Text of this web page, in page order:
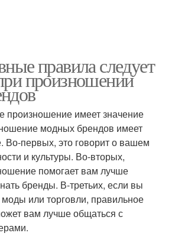
правила следует
произношении
произношение имеет значение
модных брендов имеет
Во-первых, это говорит о вашем
и культуры. Во-вторых,
помогает вам лучше
бренды. В-третьих, если вы
или торговли, правильное
вам лучше общаться с